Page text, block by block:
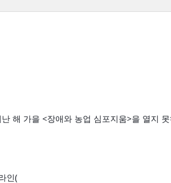
해 가을 <장애와 농업 심포지움>을 열지